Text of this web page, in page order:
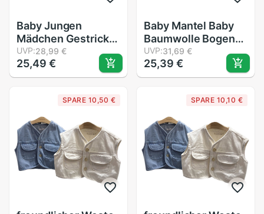
Baby Jungen
Mädchen Gestrickte
Weste Koreanische
ärmellose zur Seite
fahren Westen
freundlicher
betroffen Wolle
Strickjacke
UVP:28,99 €
25,49 €
Baby Mantel Baby
Baumwolle Bogen
Schlepptau
Dekoration Jungen
Mädchen Kleidung
Rundhals
Geschmack Freizeit
Strickjacke Jacke
Mantel
UVP:31,69 €
25,39 €
SPARE 10,50 € SPARE 10,10 €